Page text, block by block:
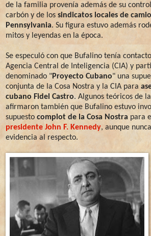
de la familia provenía además de su
carbón y de los sindicatos locales de
Pennsylvania. Su figura estuvo además
mitos y leyendas en la época.
Se especuló con que Bufalino tenía
Agencia Central de Inteligencia (CIA) y
denominado "Proyecto Cubano" una
conjunta de la Cosa Nostra y la CIA para
cubano Fidel Castro. Algunos teóricos de
afirmaron también que Bufalino estuvo
supuesto complot de la Cosa Nostra para el
presidente John F. Kennedy, aunque
evidencia al respecto.